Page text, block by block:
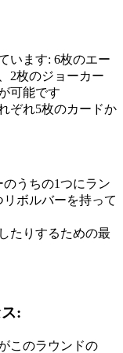
います: 6枚のエー
2枚のジョーカー
可能です
ぞれ5枚のカードか
うちの1つにラン
ボルバーを持って
たりするための最
:
このラウンドの